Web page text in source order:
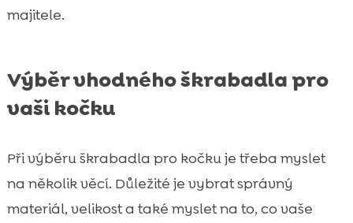
majitele.
Výběr vhodného škrabadla pro
vaši kočku
Při výběru škrabadla pro kočku je třeba myslet
na několik věcí. Důležité je vybrat správný
materiál, velikost a také myslet na to, co vaše